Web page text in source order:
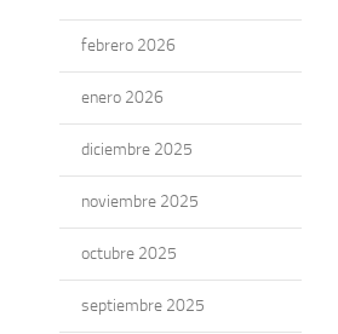
febrero 2026
enero 2026
diciembre 2025
noviembre 2025
octubre 2025
septiembre 2025